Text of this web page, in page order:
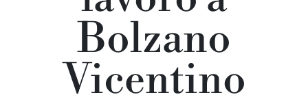
Bolzano
Vicentino